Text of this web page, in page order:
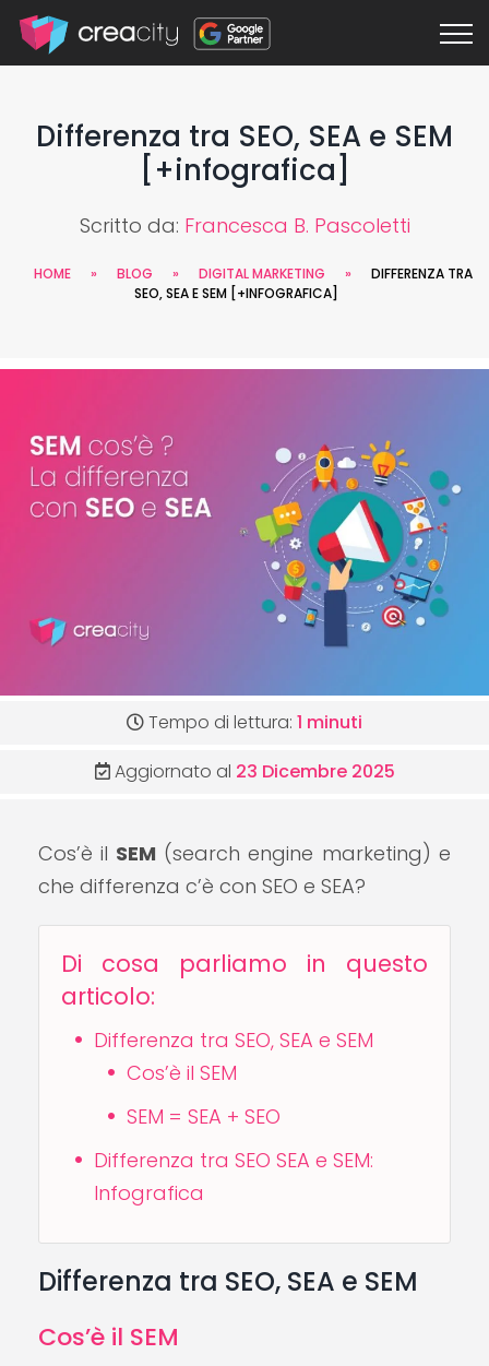
Differenza tra SEO, SEA e SEM
[+infografica]
Scritto da: Francesca B. Pascoletti
HOME » BLOG » DIGITAL MARKETING »
DIFFERENZA TRA
SEO, SEA E SEM [+INFOGRAFICA]
Tempo di lettura: 1 minuti
Aggiornato al 23 Dicembre 2025
Cos’è il SEM (search engine marketing) e
che differenza c’è con SEO e SEA?
Di cosa parliamo in questo
articolo:
Differenza tra SEO, SEA e SEM
Cos’è il SEM
SEM = SEA + SEO
Differenza tra SEO SEA e SEM:
Infografica
Differenza tra SEO, SEA e SEM
Cos’è il SEM